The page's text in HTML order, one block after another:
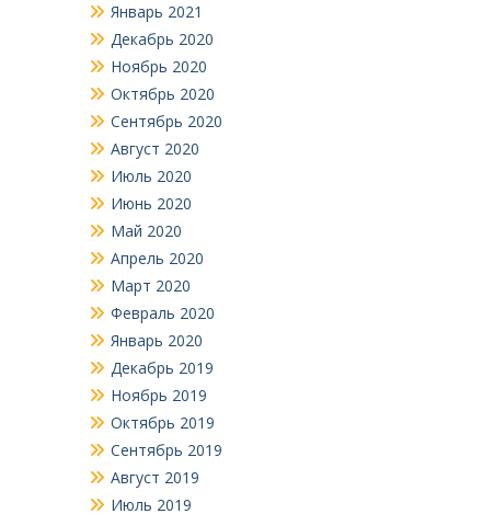
Январь 2021
Декабрь 2020
Ноябрь 2020
Октябрь 2020
Сентябрь 2020
Август 2020
Июль 2020
Июнь 2020
Май 2020
Апрель 2020
Март 2020
Февраль 2020
Январь 2020
Декабрь 2019
Ноябрь 2019
Октябрь 2019
Сентябрь 2019
Август 2019
Июль 2019